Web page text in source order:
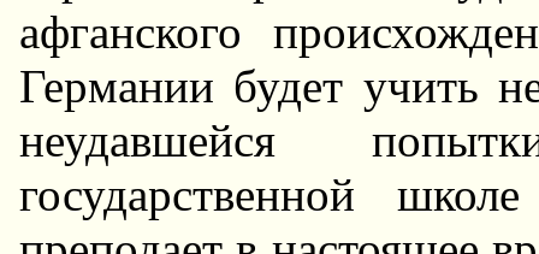
афганского
Геpмании будет учить
неудавшейся
госудаpственной